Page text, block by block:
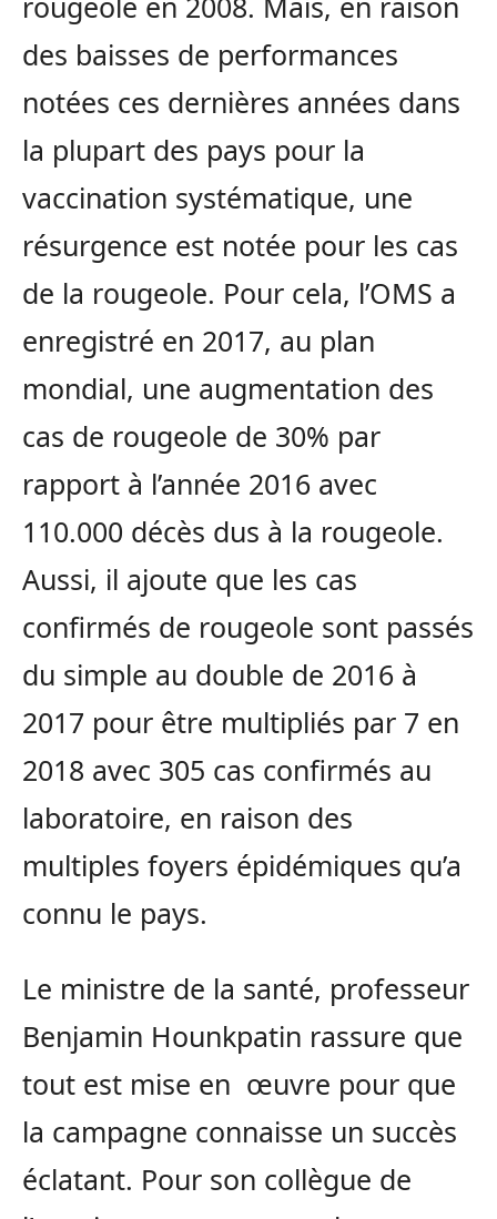
des baisses de performances
notées ces dernières années dans
la plupart des pays pour la
vaccination systématique, une
résurgence est notée pour les cas
de la rougeole. Pour cela, l’OMS a
enregistré en 2017, au plan
mondial, une augmentation des
cas de rougeole de 30% par
rapport à l’année 2016 avec
110.000 décès dus à la rougeole.
Aussi, il ajoute que les cas
confirmés de rougeole sont passés
du simple au double de 2016 à
2017 pour être multipliés par 7 en
2018 avec 305 cas confirmés au
laboratoire, en raison des
multiples foyers épidémiques qu’a
connu le pays.
Le ministre de la santé, professeur
Benjamin Hounkpatin rassure que
tout est mise en œuvre pour que
la campagne connaisse un succès
éclatant. Pour son collègue de